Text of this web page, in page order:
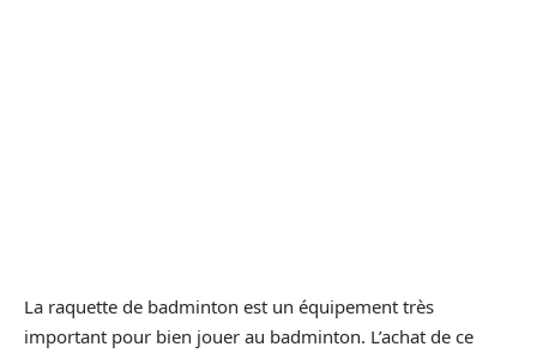
La raquette de badminton est un équipement très
important pour bien jouer au badminton. L’achat de ce